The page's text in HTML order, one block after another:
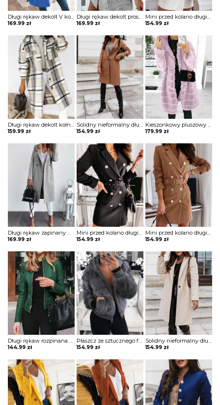
Długi rękaw dekolt V kołnierz guziki elegancki bez wzoru dopasowany płaszcz Aaltje
169.99 zł
Długi rękaw dekolt prosty dzianina luźny kieszenie kołnierz casual na co dzień jesień zima płaszcz sweter Ameriga
169.99 zł
Mini przed kolano długi rękaw dekolt V luźna guziki żakiet płaszcz rozpinana elegancka Cara
154.99 zł
Długi rękaw dekolt kołnierzyk guziki rozpinana luźna krata kratka casual dłuższa na co dzień płaszcz Eila
159.99 zł
Solidny nieformalny długi płaszcz z kieszeniami zapinany na guziki kurtka Annagret
154.99 zł
Kieszonkowy pluszowy płaszcz z długim rękawem i kapturem kurtka Minjung
179.99 zł
Długi rękaw zapinany na guziki jednorzędowy jednolity kieszenie klapy elegancki bez wzoru jesień płaszcz Kipp
169.99 zł
Mini przed kolano długi rękaw dekolt V luźna guziki żakiet płaszcz rozpinana elegancka Cara
154.99 zł
Mini przed kolano długi rękaw dekolt V luźna guziki żakiet płaszcz rozpinana elegancka Cara
154.99 zł
Długi rękaw rozpinana stójka skóra skórzana ekologiczna taliowana talia prosta jesień ramoneska kurtka Lakeisha
144.99 zł
Płaszcz ze sztucznego futra z kieszeniami na suwak kurtka Resmie
154.99 zł
Solidny nieformalny długi płaszcz z kieszeniami zapinany na guziki kurtka Annagret
154.99 zł